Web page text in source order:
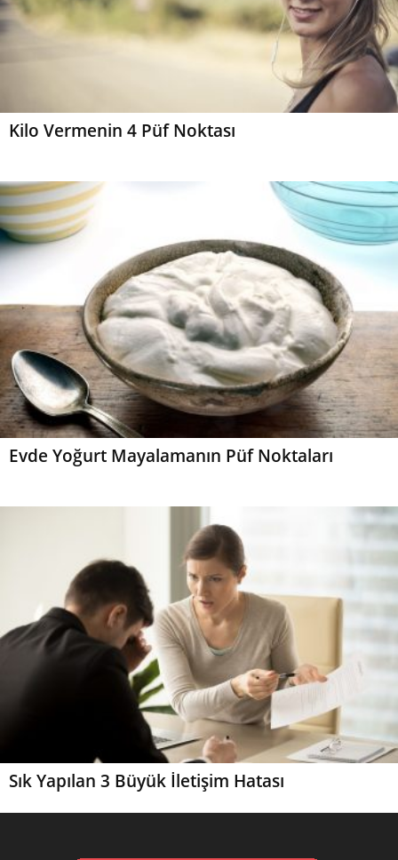
Kilo Vermenin 4 Püf Noktası
Evde Yoğurt Mayalamanın Püf Noktaları
Sık Yapılan 3 Büyük İletişim Hatası